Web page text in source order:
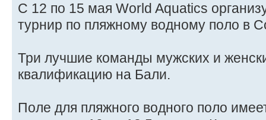
С 12 по 15 мая World Aquatics
турнир по пляжному водному поло в
Три лучшие команды мужских и
квалификацию на Бали.
Поле для пляжного водного поло